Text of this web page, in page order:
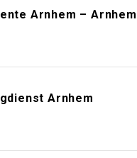
Arnhem – Arnhem
Arnhem